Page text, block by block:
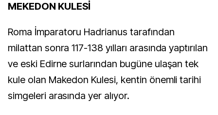
MEKEDON KULESİ
Roma İmparatoru Hadrianus tarafından
milattan sonra 117-138 yılları arasında yaptırılan
ve eski Edirne surlarından bugüne ulaşan tek
kule olan Makedon Kulesi, kentin önemli tarihi
simgeleri arasında yer alıyor.